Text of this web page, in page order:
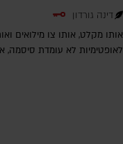
דינה גורדון
אותו מקלט, אותו צו מילואים
לאופטימיות לא עומדת סיסמה,